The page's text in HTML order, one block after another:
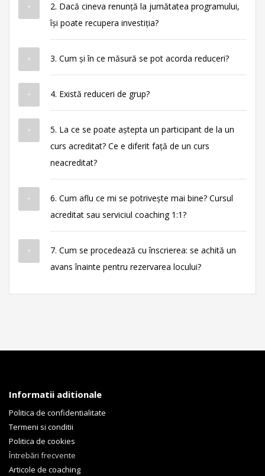
2. Dacă cineva renunță la jumătatea programului,
își poate recupera investiția?
3. Cum și în ce măsură se pot acorda reduceri?
4. Există reduceri de grup?
5. La ce se poate aștepta un participant de la un
curs acreditat? Ce e diferit față de un curs
neacreditat?
6. Cum aflu ce mi se potrivește mai bine? Cursul
acreditat sau serviciul coaching 1:1?
7. Cum se procedează cu înscrierea: se achită un
avans înainte pentru rezervarea locului?
Informatii aditionale
Politica de confidentialitate
Termeni si conditii
Politica de cookies
Întrebări frecvente
Articole de coaching